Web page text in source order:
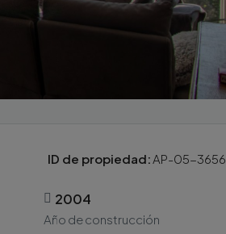
ID de propiedad: AP-05-3656
2004
Año de construcción